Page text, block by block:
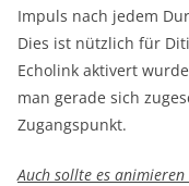
Impuls nach jedem
Dies ist nützlich für
Echolink aktivert
man gerade sich
Zugangspunkt.
Auch sollte es animieren